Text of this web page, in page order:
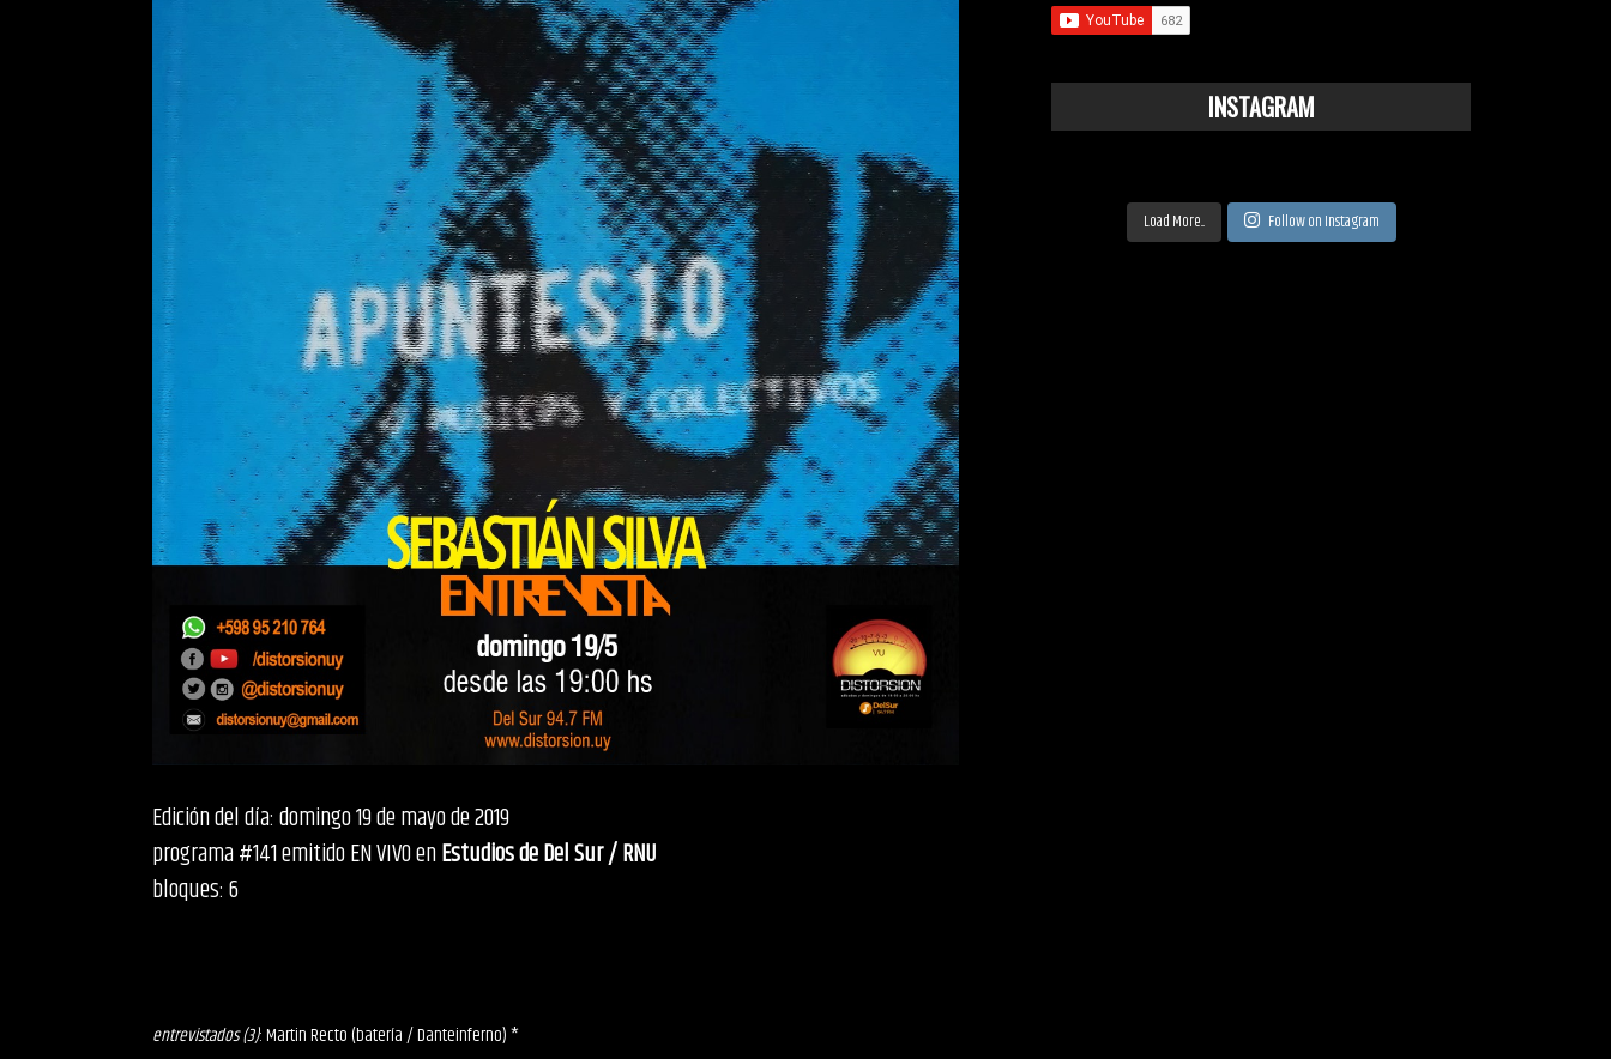
Edición del día: domingo 19 de mayo de 2019
programa #141 emitido EN VIVO enEstudios de Del Sur / RNU
bloques: 6
entrevistados (3): Martin Recto (batería / Danteinferno) *
INSTAGRAM
Load More... Follow on Instagram